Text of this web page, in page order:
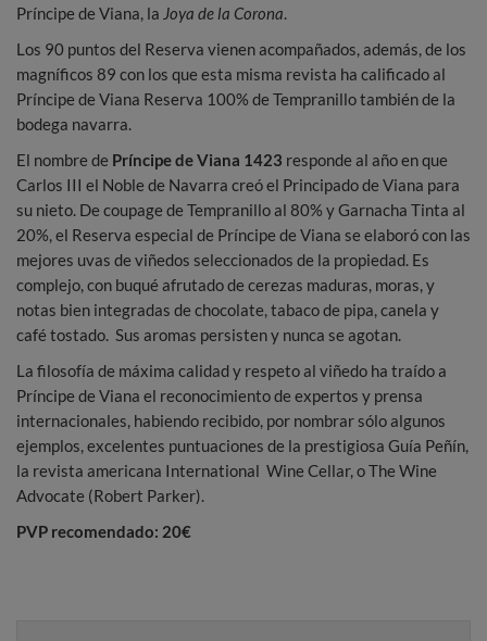
Príncipe de Viana, la Joya de la Corona.
Los 90 puntos del Reserva vienen acompañados, además, de los
magníficos 89 con los que esta misma revista ha calificado al
Príncipe de Viana Reserva 100% de Tempranillo también de la
bodega navarra.
El nombre de Príncipe de Viana 1423 responde al año en que
Carlos III el Noble de Navarra creó el Principado de Viana para
su nieto. De coupage de Tempranillo al 80% y Garnacha Tinta al
20%, el Reserva especial de Príncipe de Viana se elaboró con las
mejores uvas de viñedos seleccionados de la propiedad. Es
complejo, con buqué afrutado de cerezas maduras, moras, y
notas bien integradas de chocolate, tabaco de pipa, canela y
café tostado. Sus aromas persisten y nunca se agotan.
La filosofía de máxima calidad y respeto al viñedo ha traído a
Príncipe de Viana el reconocimiento de expertos y prensa
internacionales, habiendo recibido, por nombrar sólo algunos
ejemplos, excelentes puntuaciones de la prestigiosa Guía Peñín,
la revista americana International Wine Cellar, o The Wine
Advocate (Robert Parker).
PVP recomendado: 20€